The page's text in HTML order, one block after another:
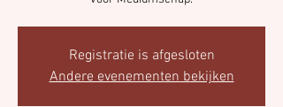
Registratie is afgesloten
Andere evenementen bekijken